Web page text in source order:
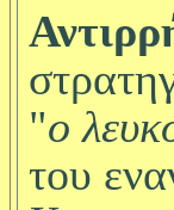
"ο
του